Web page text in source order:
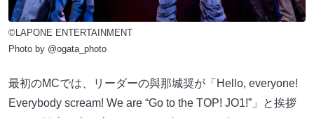
©LAPONE ENTERTAINMENT
Photo by @ogata_photo
最初のMCでは、リーダーの與那城奨が「Hello, everyone!
Everybody scream! We are “Go to the TOP! JO1!”」と挨拶